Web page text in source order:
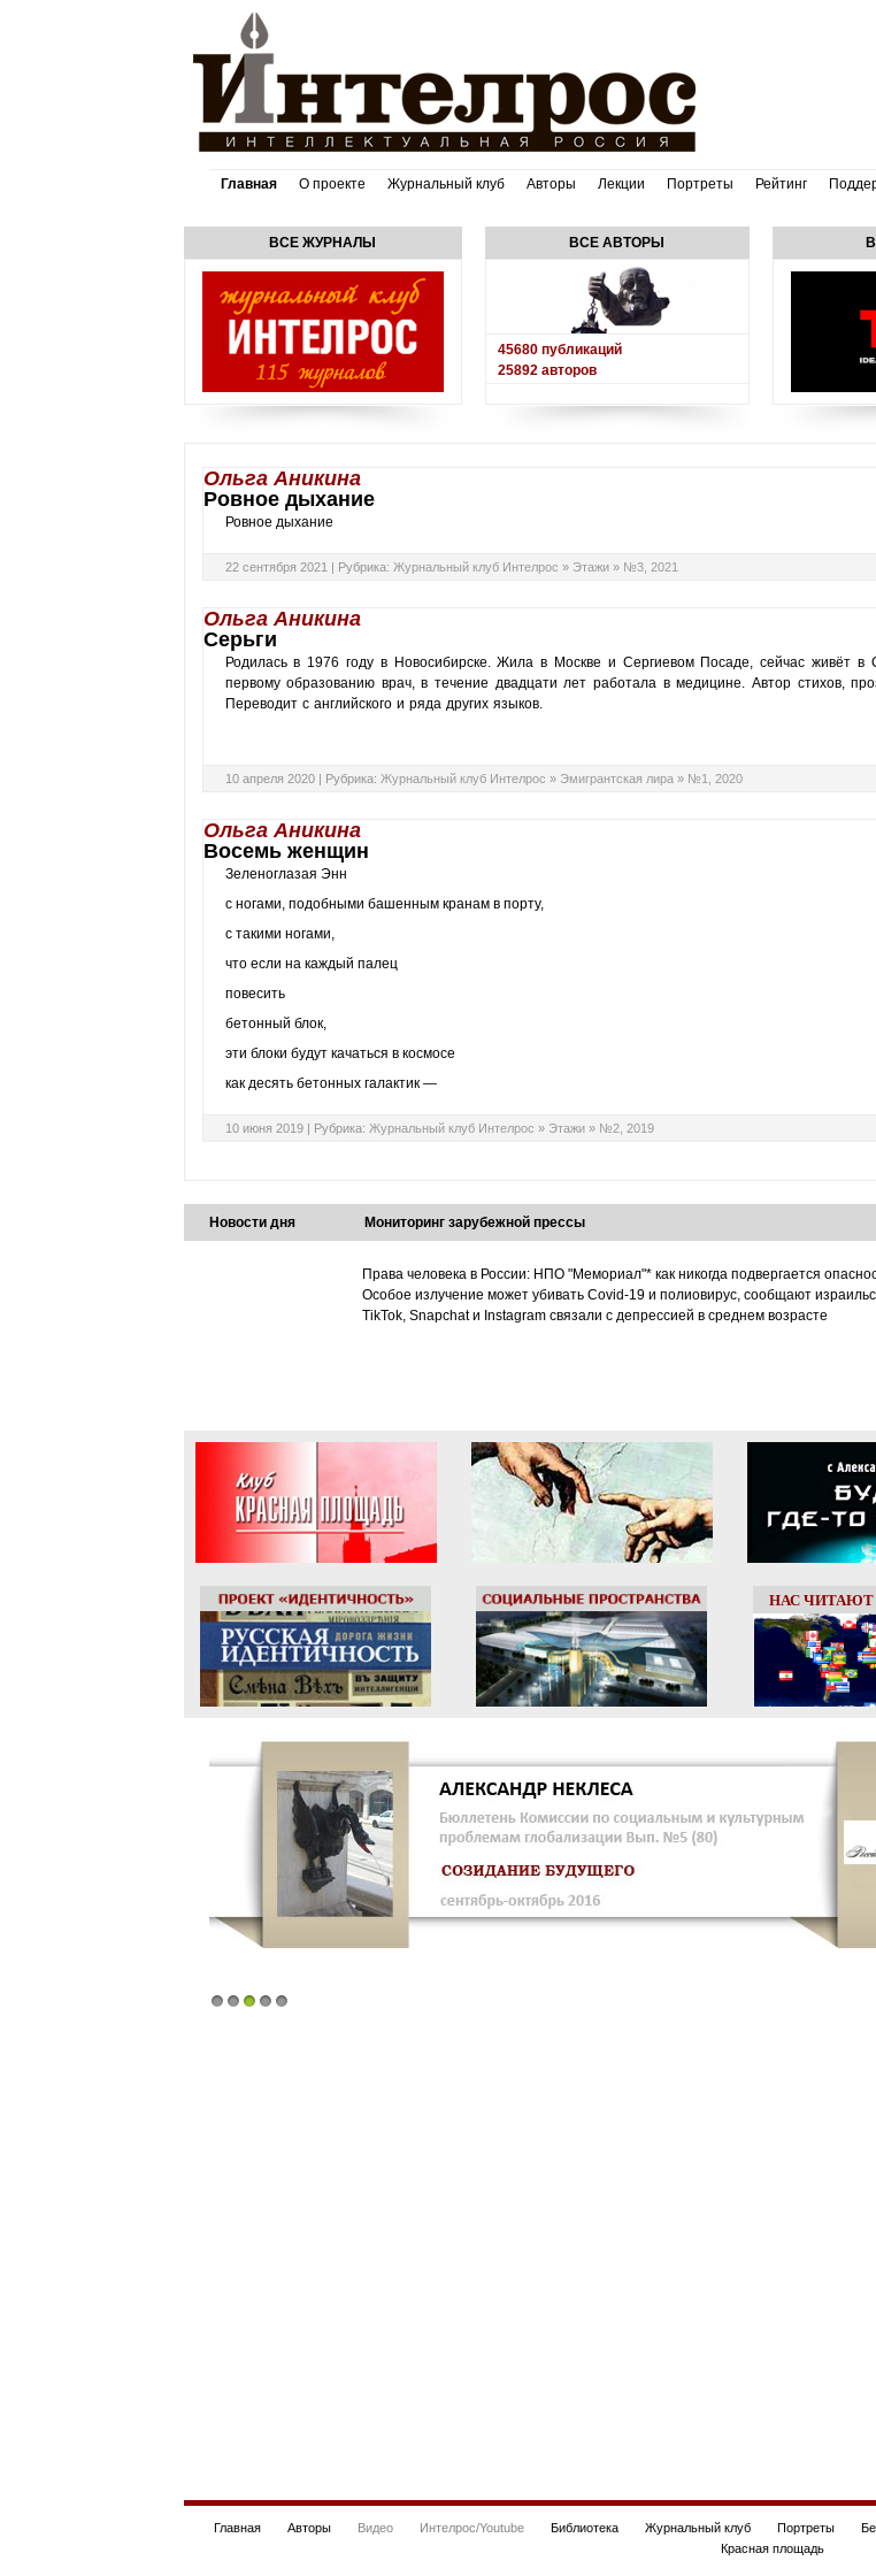
Главная О проекте Журнальный клуб Авторы Лекции Портреты Рейтинг
ВСЕ ЖУРНАЛЫ ВСЕ АВТОРЫ
45680публикаций
25892авторов
Ольга Аникина
Ровное дыхание
Ровное дыхание
22 сентября 2021 | Рубрика: Журнальный клуб Интелрос » Этажи» №3, 2021
Ольга Аникина
Серьги
Родилась в 1976 году в Новосибирске. Жила в Москве и Сергиевом Посаде, сейчас живёт в
первому образованию врач, в течение двадцати лет работала в медицине. Автор стихов,
Переводит с английского и ряда других языков.
10 апреля 2020 | Рубрика: Журнальный клуб Интелрос » Эмигрантская лира» №1, 2020
Ольга Аникина
Восемь женщин
Зеленоглазая Энн
с ногами, подобными башенным кранам в порту,
с такими ногами,
что если на каждый палец
повесить
бетонный блок,
эти блоки будут качаться в космосе
как десять бетонных галактик —
10 июня 2019 | Рубрика: Журнальный клуб Интелрос » Этажи» №2, 2019
Новости дня Мониторинг зарубежной прессы
Права человека в России: НПО "Мемориал"* как никогда подвергается
Особое излучение может убивать Covid-19 и полиовирус, сообщают
TikTok, Snapchat и Instagram связали с депрессией в среднем возрасте
НАС ЧИТАЮТ
Главная Авторы Видео Интелрос/Youtube Библиотека Журнальный клуб Портреты
Красная площадь